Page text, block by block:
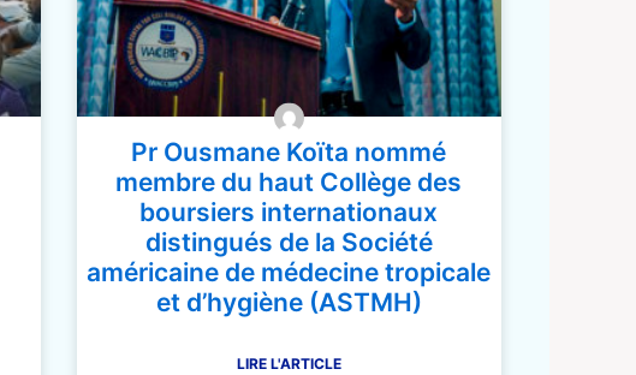
Pr Ousmane Koïta nommé
membre du haut Collège des
boursiers internationaux
distingués de la Société
américaine de médecine tropicale
et d’hygiène (ASTMH)
LIRE L'ARTICLE